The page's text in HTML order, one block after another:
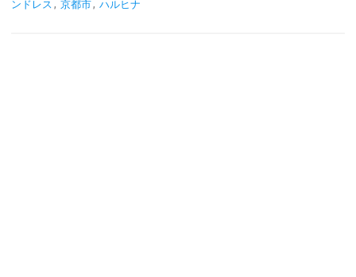
b
ンドレス
京都市 ハルヒナ